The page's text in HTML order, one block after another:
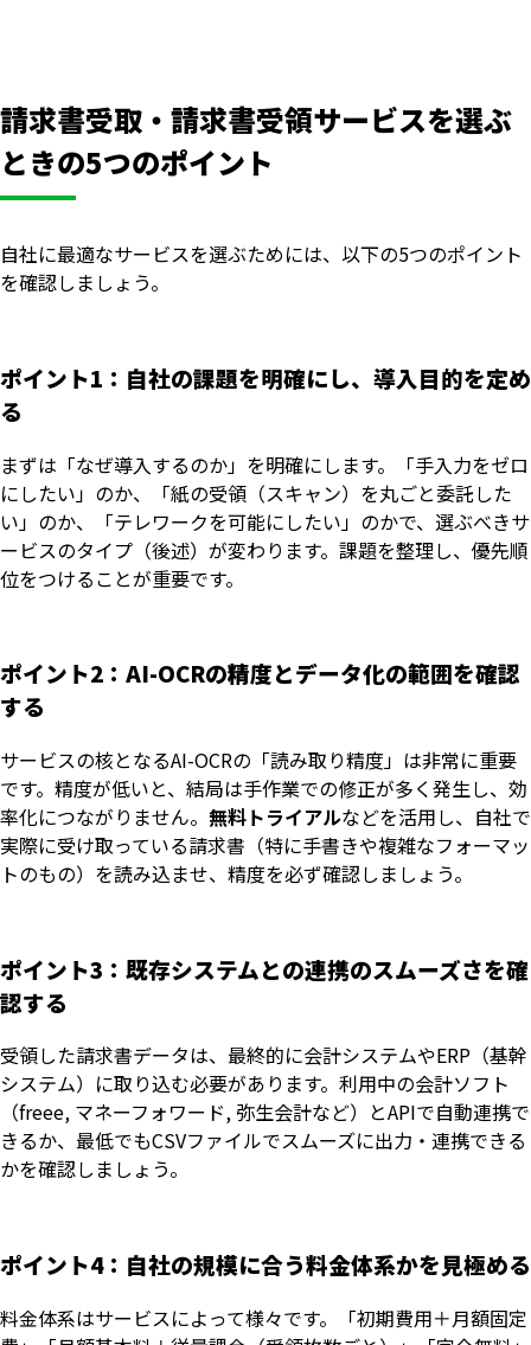
請求書受取・請求書受領サービスを選ぶ
ときの5つのポイント
自社に最適なサービスを選ぶためには、以下の5つのポイント
を確認しましょう。
ポイント1：自社の課題を明確にし、導入目的を定め
る
まずは「なぜ導入するのか」を明確にします。「手入力をゼロ
にしたい」のか、「紙の受領（スキャン）を丸ごと委託した
い」のか、「テレワークを可能にしたい」のかで、選ぶべきサ
ービスのタイプ（後述）が変わります。課題を整理し、優先順
位をつけることが重要です。
ポイント2：AI-OCRの精度とデータ化の範囲を確認
する
サービスの核となるAI-OCRの「読み取り精度」は非常に重要
です。精度が低いと、結局は手作業での修正が多く発生し、効
率化につながりません。 無料トライアルなどを活用し、自社で
実際に受け取っている請求書（特に手書きや複雑なフォーマッ
トのもの）を読み込ませ、精度を必ず確認しましょう。
ポイント3：既存システムとの連携のスムーズさを確
認する
受領した請求書データは、最終的に会計システムやERP（基幹
システム）に取り込む必要があります。利用中の会計ソフト
（freee, マネーフォワード, 弥生会計など）とAPIで自動連携で
きるか、最低でもCSVファイルでスムーズに出力・連携できる
かを確認しましょう。
ポイント4：自社の規模に合う料金体系かを見極める
料金体系はサービスによって様々です。「初期費用＋月額固定